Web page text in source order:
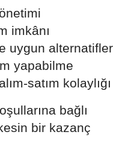
imkânı
uygun alternatifler
yapabilme
satım kolaylığı
bağlı
bir kazanç